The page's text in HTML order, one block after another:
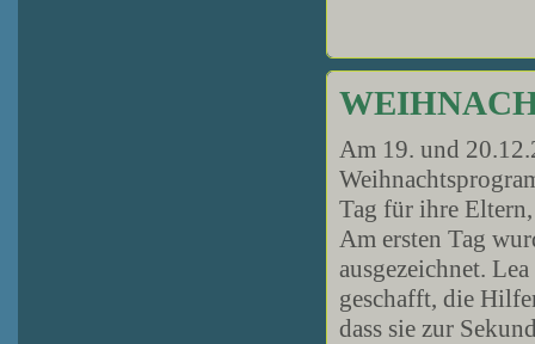
Am 19. und
Tag für ihre
Am ersten Tag
ausgezeichnet.
geschafft, die
dass sie zur